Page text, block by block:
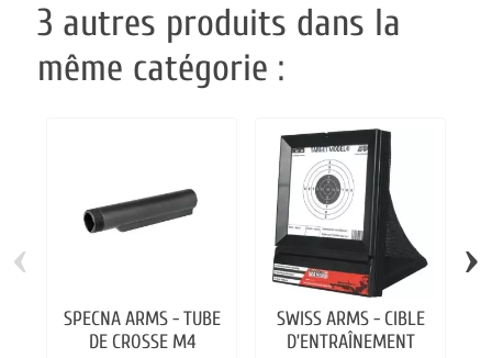
3 autres produits dans la
même catégorie :
SPECNA ARMS - TUBE
DE CROSSE M4
SWISS ARMS - CIBLE
D’ENTRAÎNEMENT
‹ ›